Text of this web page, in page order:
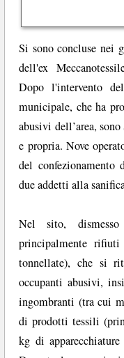
Si sono concluse nei
dell'ex
Dopo l'intervento
municipale, che ha
abusivi dell’area,
e propria. Nove
del
due addetti alla
Nel sito,
principalmente
tonnellate), che si
occupanti abusivi,
ingombranti (tra cui
di prodotti tessili
kg di